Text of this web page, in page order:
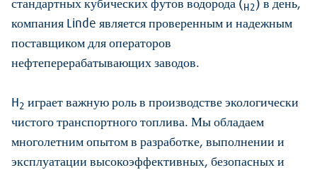
стандартных кубических футов водорода ( H2 ) в день,
компания Linde является проверенным и надежным
поставщиком для операторов
нефтеперерабатывающих заводов.
H 2 играет важную роль в производстве экологически
чистого транспортного топлива. Мы обладаем
многолетним опытом в разработке, выполнении и
эксплуатации высокоэффективных, безопасных и